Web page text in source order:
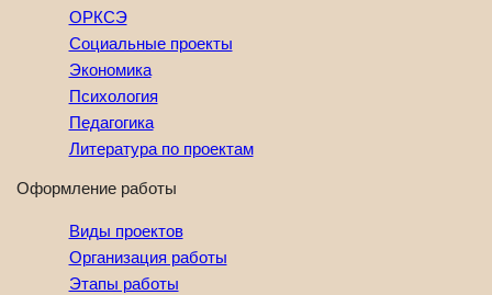
ОРКСЭ
Социальные проекты
Экономика
Психология
Педагогика
Литература по проектам
Оформление работы
Виды проектов
Организация работы
Этапы работы